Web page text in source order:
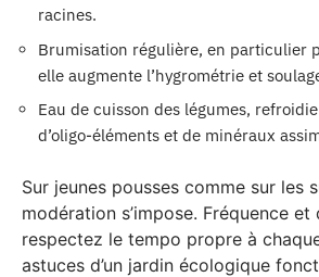
racines.
Brumisation régulière, en particulier
elle augmente l’hygrométrie et
Eau de cuisson des légumes,
d’oligo-éléments et de minéraux
Sur jeunes pousses comme sur les
modération s’impose. Fréquence et
respectez le tempo propre à
astuces d’un jardin écologique